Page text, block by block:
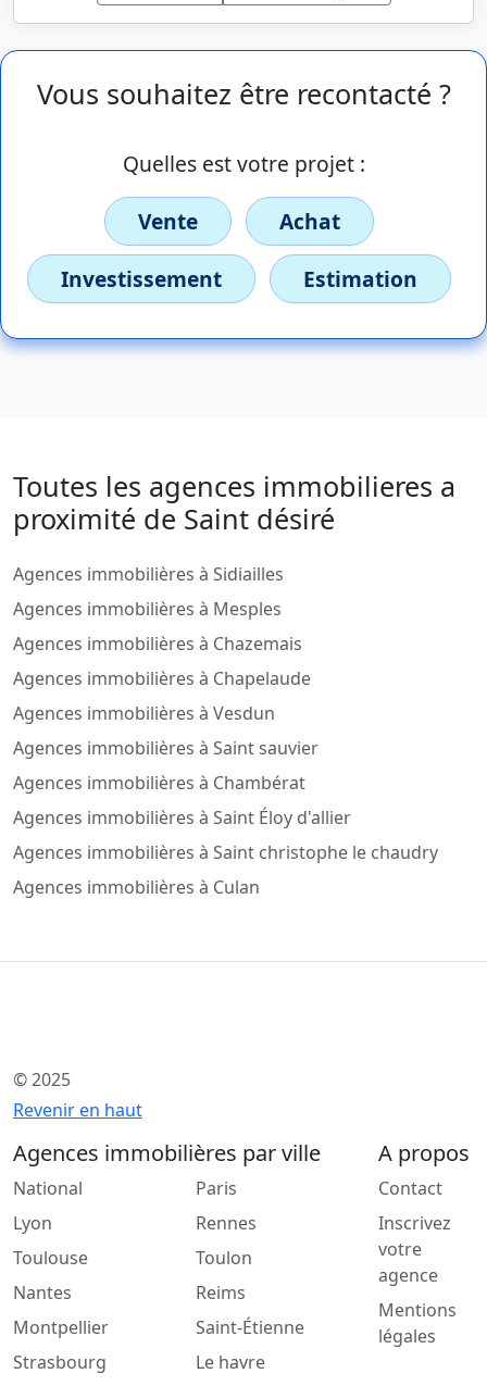
Vous souhaitez être recontacté ?
Quelles est votre projet :
Vente
Achat
Investissement
Estimation
Toutes les agences immobilieres a
proximité de Saint désiré
Agences immobilières à Sidiailles
Agences immobilières à Mesples
Agences immobilières à Chazemais
Agences immobilières à Chapelaude
Agences immobilières à Vesdun
Agences immobilières à Saint sauvier
Agences immobilières à Chambérat
Agences immobilières à Saint Éloy d'allier
Agences immobilières à Saint christophe le chaudry
Agences immobilières à Culan
© 2025
Revenir en haut
Agences immobilières par ville
National
Lyon
Toulouse
Nantes
Montpellier
Strasbourg
Paris
Rennes
Toulon
Reims
Saint-Étienne
Le havre
A propos
Contact
Inscrivez
votre
agence
Mentions
légales